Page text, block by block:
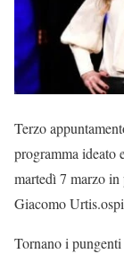
Terzo
programma ideato
martedì 7 marzo
Giacomo
Tornano i